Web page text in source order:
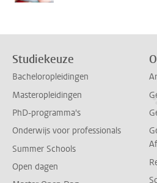
Studiekeuze
Bacheloropleidingen
Masteropleidingen
PhD-programma's
Onderwijs voor professionals
Summer Schools
Open dagen